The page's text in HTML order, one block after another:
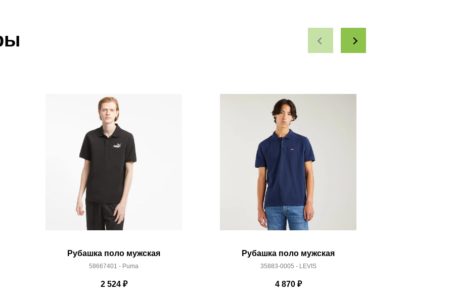
доставки
Рубашка поло мужская
58667401 - Puma
2 524₽
Рубашка поло мужская
35883-0005 - LEVIS
4 870₽